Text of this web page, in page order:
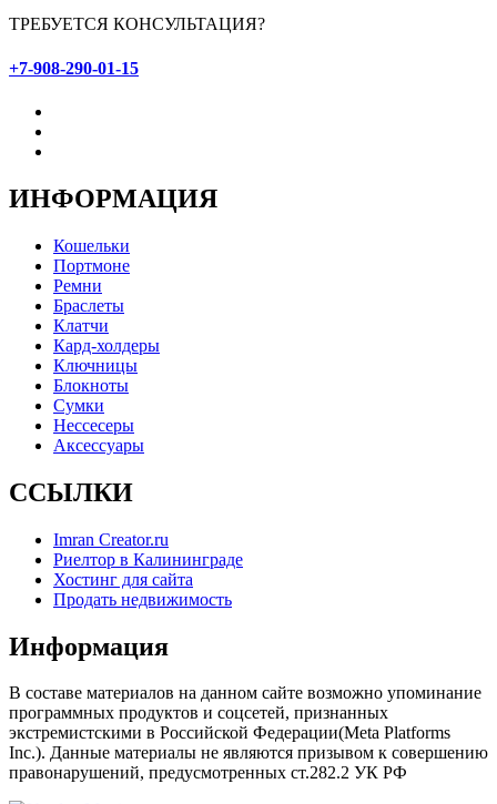
ТРЕБУЕТСЯ КОНСУЛЬТАЦИЯ?
+7-908-290-01-15
ИНФОРМАЦИЯ
Кошельки
Портмоне
Ремни
Браслеты
Клатчи
Кард-холдеры
Ключницы
Блокноты
Сумки
Нессесеры
Аксессуары
ССЫЛКИ
Imran Creator.ru
Риелтор в Калининграде
Хостинг для сайта
Продать недвижимость
Информация
В составе материалов на данном сайте возможно упоминание
программных продуктов и соцсетей, признанных
экстремистскими в Российской Федерации(Meta Platforms
Inc.). Данные материалы не являются призывом к совершению
правонарушений, предусмотренных ст.282.2 УК РФ